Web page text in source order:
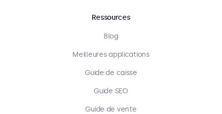
Ressources
Blog
Meilleures applications
Guide de caisse
Guide SEO
Guide de vente